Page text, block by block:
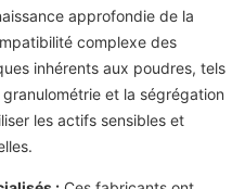
approfondie de la
complexe des
inhérents aux poudres, tels
et la ségrégation
les actifs sensibles et